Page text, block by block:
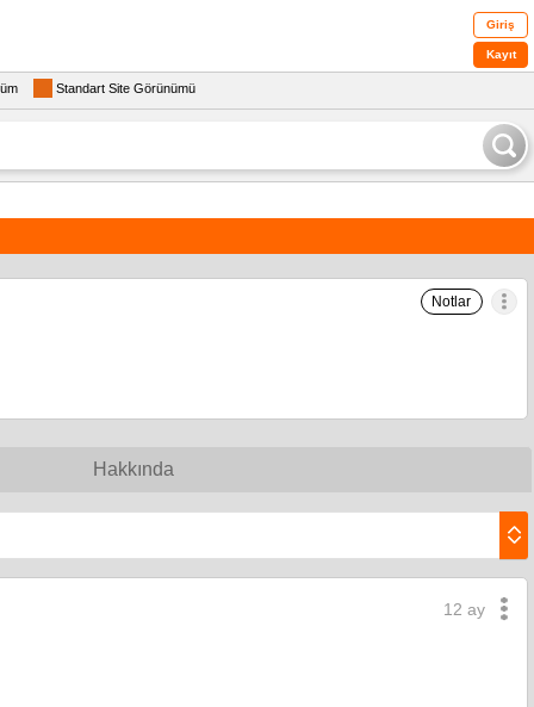
Giriş
Kayıt
Standart Site Görünümü
Notlar
Hakkında
12 ay